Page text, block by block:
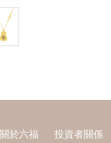
關於六福 投資者關係